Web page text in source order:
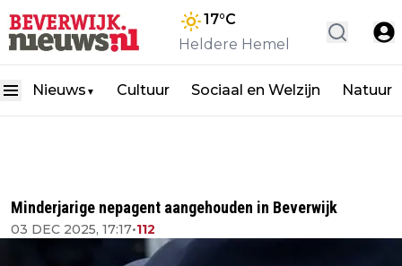
17°C
Heldere Hemel
Nieuws ▼ Cultuur Sociaal en Welzijn Natuur
Minderjarige nepagent aangehouden in Beverwijk
03 DEC 2025, 17:17•112